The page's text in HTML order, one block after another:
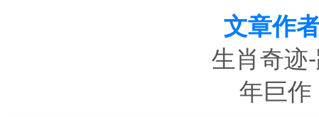
文章作
生肖奇迹
年巨作